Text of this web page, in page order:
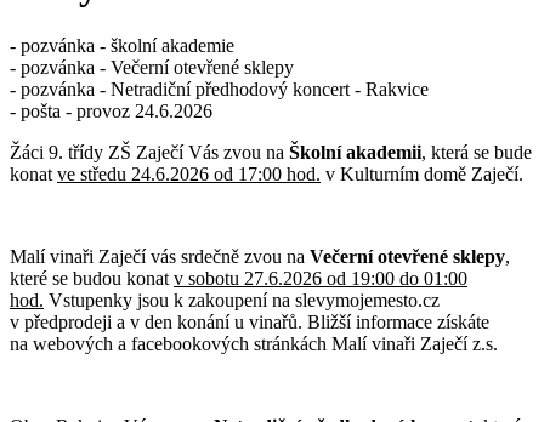
- pozvánka - školní akademie
- pozvánka - Večerní otevřené sklepy
- pozvánka - Netradiční předhodový koncert - Rakvice
- pošta - provoz 24.6.2026
Žáci 9. třídy ZŠ Zaječí Vás zvou na Školní akademii, která se bude
konat ve středu 24.6.2026 od 17:00 hod. v Kulturním domě Zaječí.
Malí vinaři Zaječí vás srdečně zvou na Večerní otevřené sklepy,
které se budou konat v sobotu 27.6.2026 od 19:00 do 01:00
hod. Vstupenky jsou k zakoupení na slevymojemesto.cz
v předprodeji a v den konání u vinařů. Bližší informace získáte
na webových a facebookových stránkách Malí vinaři Zaječí z.s.